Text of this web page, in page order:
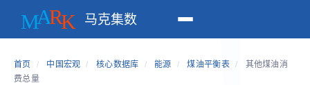
马克集数
首页 / 中国宏观 / 核心数据库 / 能源 / 煤油平衡表 /
其他煤油消
费总量